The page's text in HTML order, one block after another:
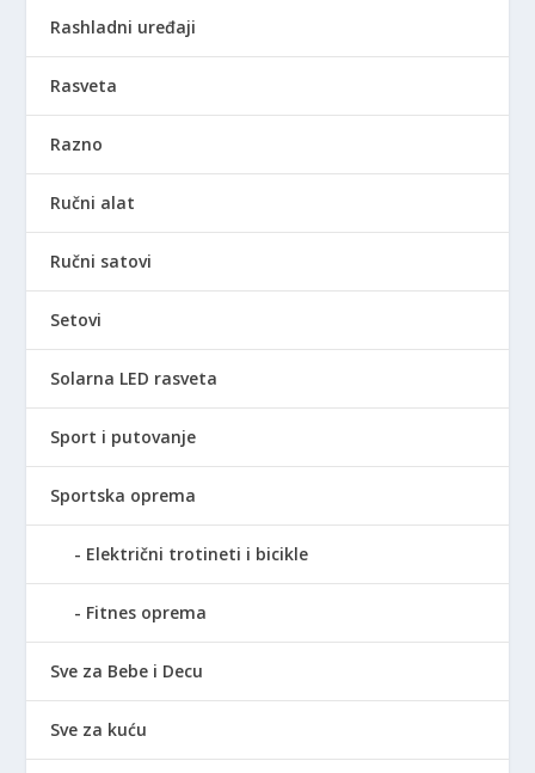
Rashladni uređaji
Rasveta
Razno
Ručni alat
Ručni satovi
Setovi
Solarna LED rasveta
Sport i putovanje
Sportska oprema
Električni trotineti i bicikle
Fitnes oprema
Sve za Bebe i Decu
Sve za kuću